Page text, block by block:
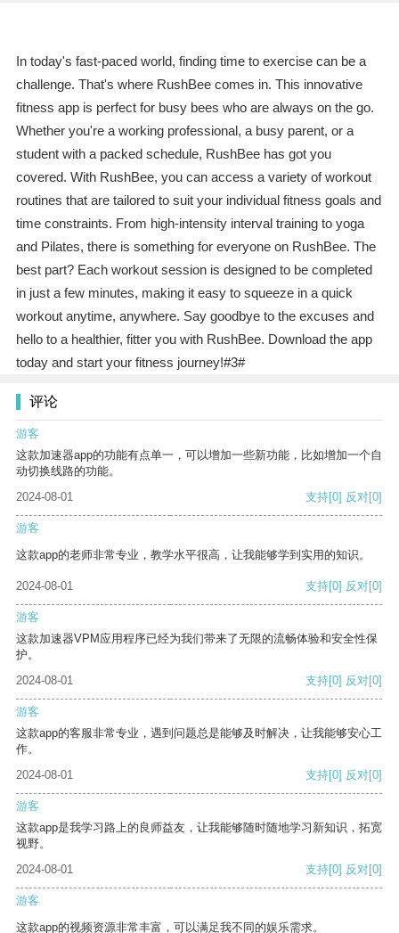
In today's fast-paced world, finding time to exercise can be a
challenge. That's where RushBee comes in. This innovative
fitness app is perfect for busy bees who are always on the go.
Whether you're a working professional, a busy parent, or a
student with a packed schedule, RushBee has got you
covered. With RushBee, you can access a variety of workout
routines that are tailored to suit your individual fitness goals and
time constraints. From high-intensity interval training to yoga
and Pilates, there is something for everyone on RushBee. The
best part? Each workout session is designed to be completed
in just a few minutes, making it easy to squeeze in a quick
workout anytime, anywhere. Say goodbye to the excuses and
hello to a healthier, fitter you with RushBee. Download the app
today and start your fitness journey!#3#
评论
游客
这款加速器app的功能有点单一，可以增加一些新功能，比如增加一个自
动切换线路的功能。
2024-08-01
支持[0] 反对[0]
游客
这款app的老师非常专业，教学水平很高，让我能够学到实用的知识。
2024-08-01 支持[0] 反对[0]
游客
这款加速器VPM应用程序已经为我们带来了无限的流畅体验和安全性保
护。
2024-08-01
支持[0] 反对[0]
游客
这款app的客服非常专业，遇到问题总是能够及时解决，让我能够安心工
作。
2024-08-01
支持[0] 反对[0]
游客
这款app是我学习路上的良师益友，让我能够随时随地学习新知识，拓宽
视野。
2024-08-01
支持[0] 反对[0]
游客
这款app的视频资源非常丰富，可以满足我不同的娱乐需求。